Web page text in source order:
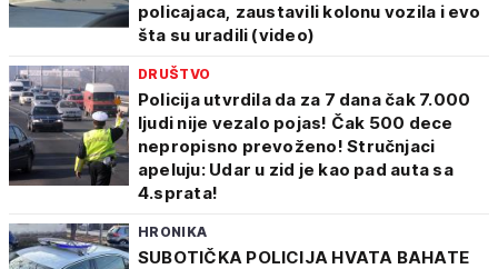
policajaca, zaustavili kolonu vozila i evo
šta su uradili (video)
DRUŠTVO
Policija utvrdila da za 7 dana čak 7.000
ljudi nije vezalo pojas! Čak 500 dece
nepropisno prevoženo! Stručnjaci
apeluju: Udar u zid je kao pad auta sa
4.sprata!
HRONIKA
SUBOTIČKA POLICIJA HVATA BAHATE